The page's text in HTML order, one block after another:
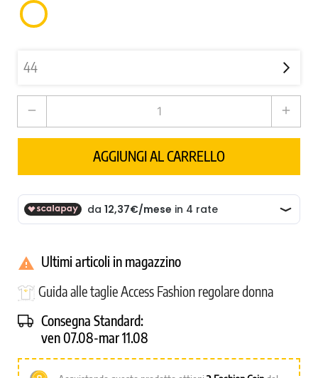
BIANCO
remove add
AGGIUNGI AL CARRELLO
 Ultimi articoli in magazzino
Guida alle taglie Access Fashion regolare donna
Consegna Standard:
ven 07.08-mar 11.08